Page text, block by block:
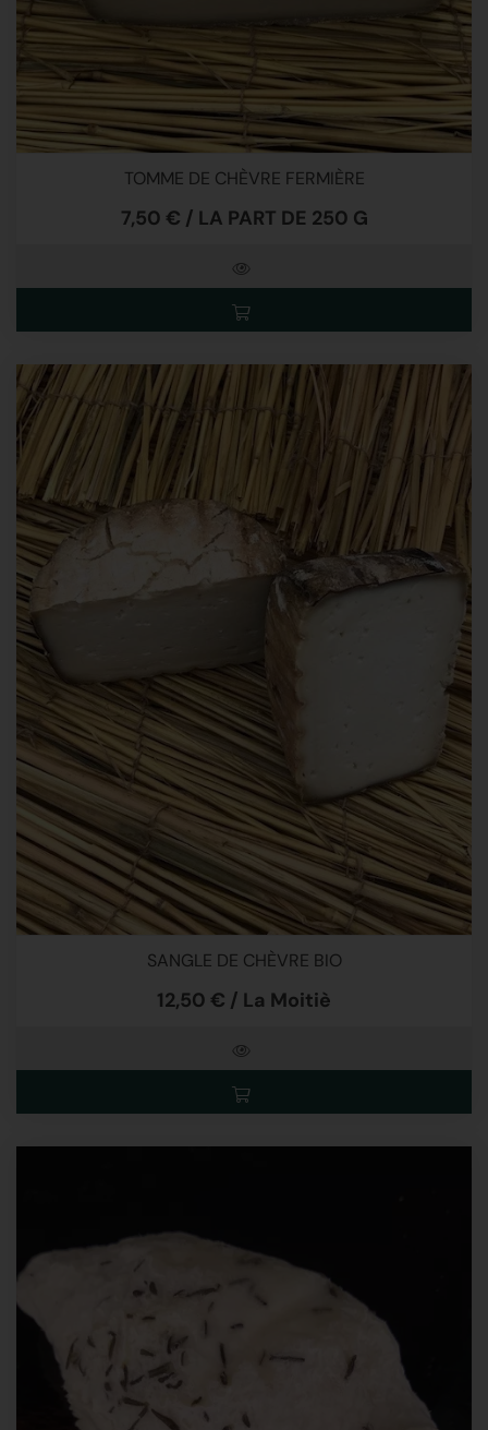
TOMME DE CHÈVRE FERMIÈRE
7,50 € / LA PART DE 250 G
SANGLE DE CHÈVRE BIO
12,50 € / La Moitiè